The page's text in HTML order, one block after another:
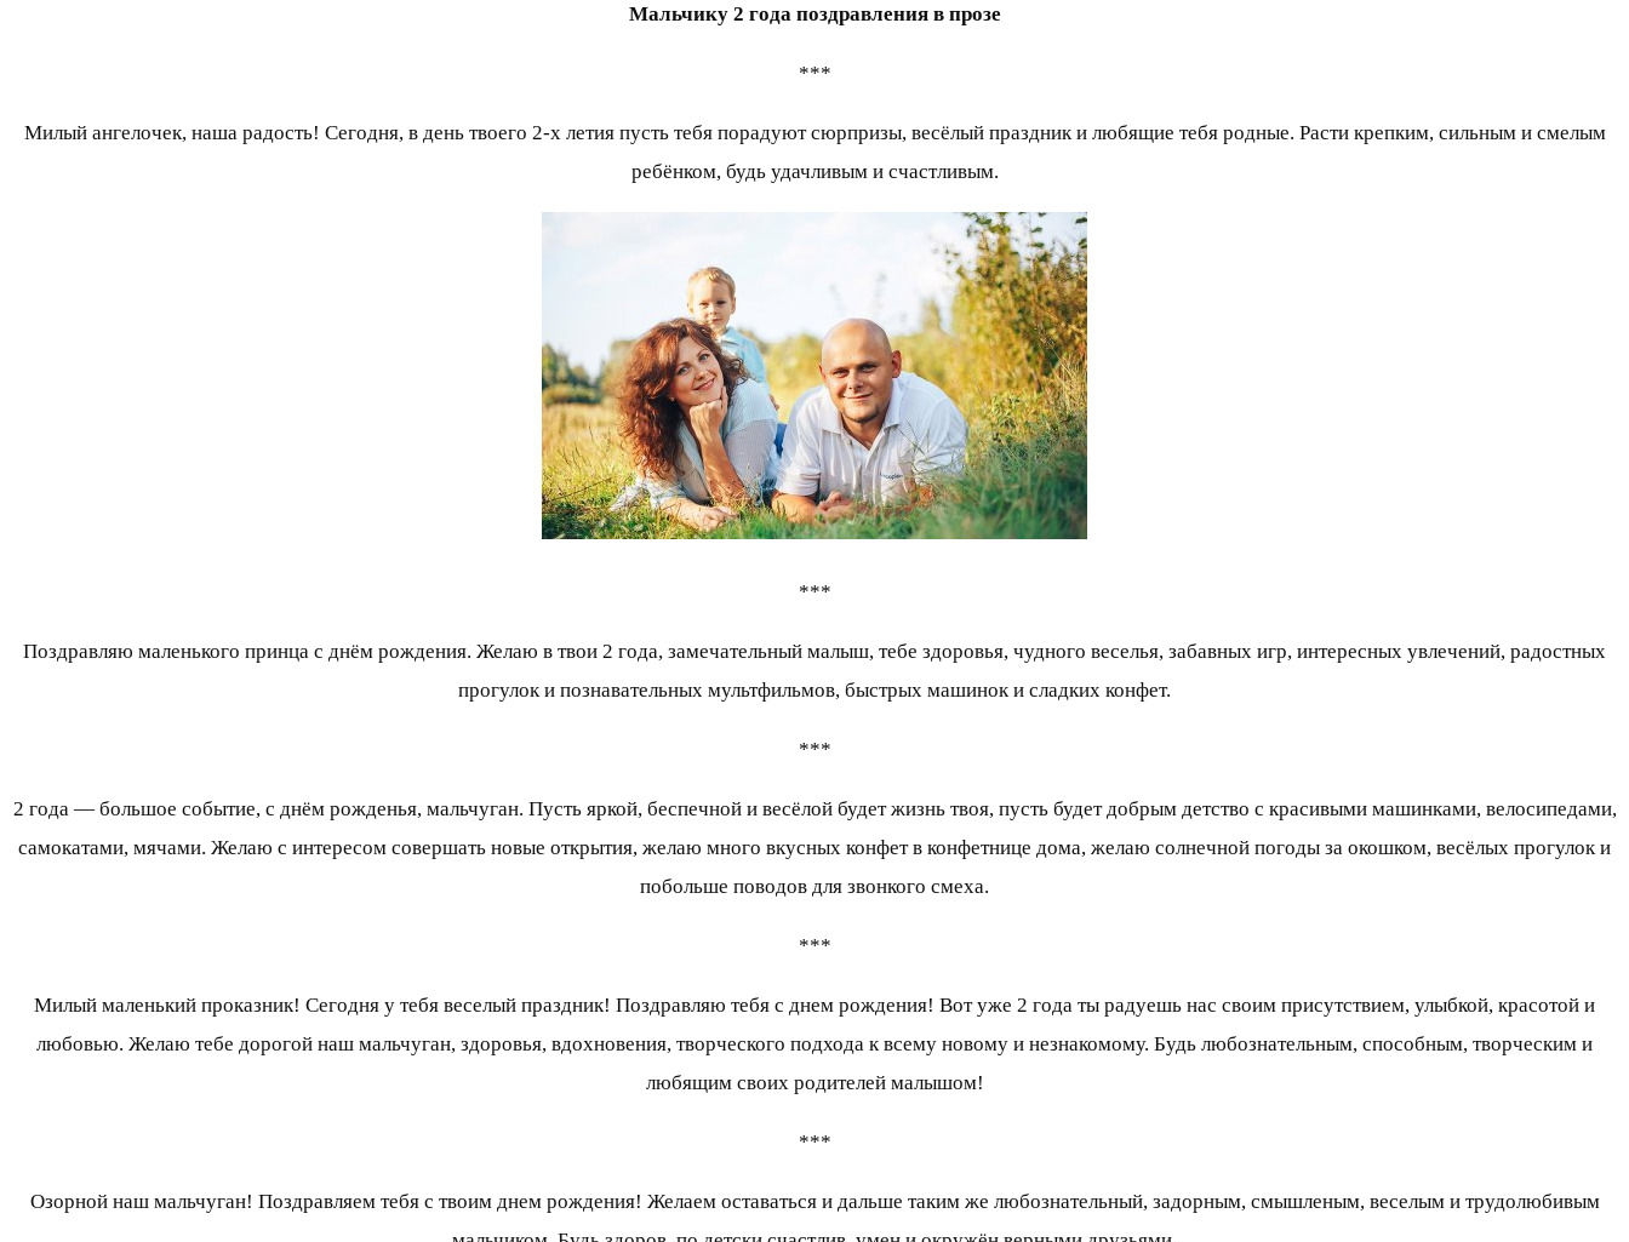
Мальчику 2 года поздравления в прозе
***
Милый ангелочек, наша радость! Сегодня, в день твоего 2-х летия пусть тебя порадуют сюрпризы, весёлый праздник и любящие тебя родные. Расти крепким, сильным и смелым
ребёнком, будь удачливым и счастливым.
***
Поздравляю маленького принца с днём рождения. Желаю в твои 2 года, замечательный малыш, тебе здоровья, чудного веселья, забавных игр, интересных увлечений, радостных
прогулок и познавательных мультфильмов, быстрых машинок и сладких конфет.
***
2 года — большое событие, с днём рожденья, мальчуган. Пусть яркой, беспечной и весёлой будет жизнь твоя, пусть будет добрым детство с красивыми машинками, велосипедами,
самокатами, мячами. Желаю с интересом совершать новые открытия, желаю много вкусных конфет в конфетнице дома, желаю солнечной погоды за окошком, весёлых прогулок и
побольше поводов для звонкого смеха.
***
Милый маленький проказник! Сегодня у тебя веселый праздник! Поздравляю тебя с днем рождения! Вот уже 2 года ты радуешь нас своим присутствием, улыбкой, красотой и
любовью. Желаю тебе дорогой наш мальчуган, здоровья, вдохновения, творческого подхода к всему новому и незнакомому. Будь любознательным, способным, творческим и
любящим своих родителей малышом!
***
Озорной наш мальчуган! Поздравляем тебя с твоим днем рождения! Желаем оставаться и дальше таким же любознательный, задорным, смышленым, веселым и трудолюбивым